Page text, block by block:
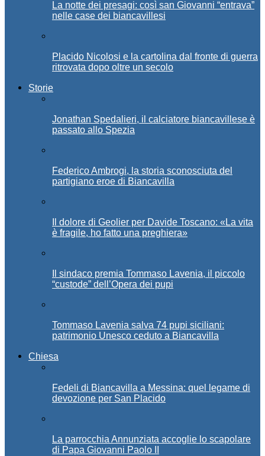
La notte dei presagi: così san Giovanni “entrava”
nelle case dei biancavillesi
Placido Nicolosi e la cartolina dal fronte di guerra
ritrovata dopo oltre un secolo
Storie
Jonathan Spedalieri, il calciatore biancavillese è
passato allo Spezia
Federico Ambrogi, la storia sconosciuta del
partigiano eroe di Biancavilla
Il dolore di Geolier per Davide Toscano: «La vita
è fragile, ho fatto una preghiera»
Il sindaco premia Tommaso Lavenia, il piccolo
“custode” dell’Opera dei pupi
Tommaso Lavenia salva 74 pupi siciliani:
patrimonio Unesco ceduto a Biancavilla
Chiesa
Fedeli di Biancavilla a Messina: quel legame di
devozione per San Placido
La parrocchia Annunziata accoglie lo scapolare
di Papa Giovanni Paolo II